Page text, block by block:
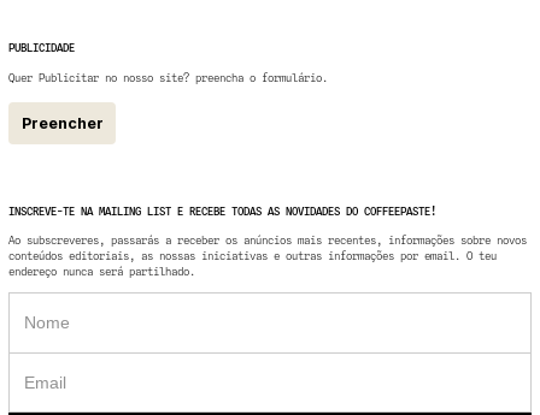
PUBLICIDADE
Quer Publicitar no nosso site? preencha o formulário.
Preencher
INSCREVE-TE NA MAILING LIST E RECEBE TODAS AS NOVIDADES DO COFFEEPASTE!
Ao subscreveres, passarás a receber os anúncios mais recentes, informações sobre novos
conteúdos editoriais, as nossas iniciativas e outras informações por email. O teu
endereço nunca será partilhado.